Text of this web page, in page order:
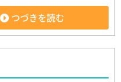
つづきを読む